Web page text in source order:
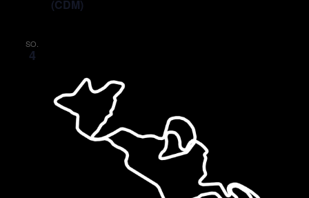
(CDM)
SO.
4